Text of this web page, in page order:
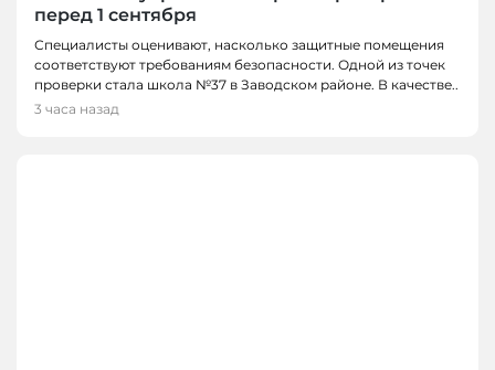
перед 1 сентября
Специалисты оценивают, насколько защитные помещения
соответствуют требованиям безопасности. Одной из точек
проверки стала школа №37 в Заводском районе. В качестве..
3 часа назад